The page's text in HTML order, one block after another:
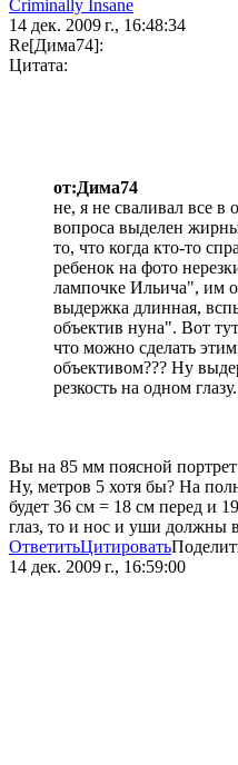
Criminally Insane
14 дек. 2009 г., 16:48:34
Re[Дима74]:
Цитата:
от:Дима74
не, я не сваливал все в
вопроса выделен
то, что когда кто-то
ребенок на фото
лампочке Ильича", им
выдержка длинная,
объектив нуна". Вот
что можно сделать
объективом??? Ну
резкость на одном
Вы на 85 мм поясной портрет
Ну, метров 5 хотя бы? На
будет 36 см = 18 см перед и
глаз, то и нос и уши должны
ОтветитьЦитировать
14 дек. 2009 г., 16:59:00